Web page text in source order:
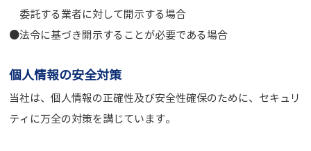
委託する業者に対して開示する場合
法令に基づき開示することが必要である場合
個人情報の安全対策
当社は、個人情報の正確性及び安全性確保のために、セキュリ
ティに万全の対策を講じています。